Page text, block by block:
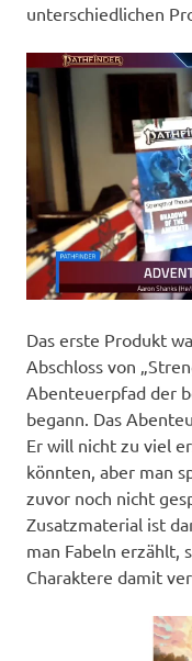
unterschiedlichen
Das erste Produkt
Abschloss von
Abenteuerpfad der
begann. Das
Er will nicht zu viel
könnten, aber man
zuvor noch nicht
Zusatzmaterial ist
man Fabeln erzählt,
Charaktere damit